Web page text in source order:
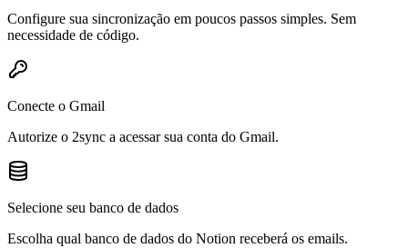
Configure sua sincronização em poucos passos simples. Sem
necessidade de código.
Conecte o Gmail
Autorize o 2sync a acessar sua conta do Gmail.
Selecione seu banco de dados
Escolha qual banco de dados do Notion receberá os emails.